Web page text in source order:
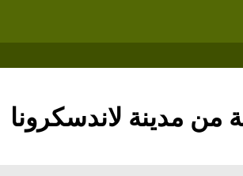
من مدينة لاندسكرونا